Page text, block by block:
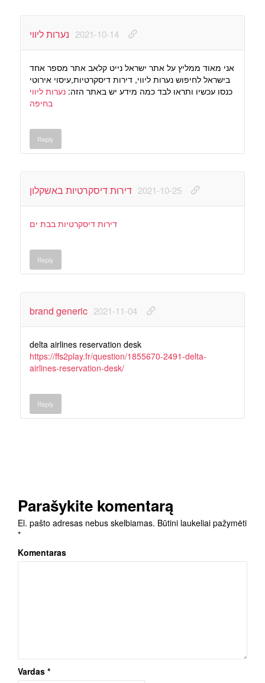
נערות ליווי 2021-10-14
אני מאוד ממליץ על אתר ישראל נייט קלאב אתר מספר אחד
בישראל לחיפוש נערות ליווי, דירות דיסקרטיות,עיסוי אירוטי
כנסו עכשיו ותראו לבד כמה מידע יש באתר הזה: נערות ליווי
בחיפה
Reply
דירות דיסקרטיות באשקלון 2021-10-25
דירות דיסקרטיות בבת ים
Reply
brand generic 2021-11-04
delta airlines reservation desk
https://ffs2play.fr/question/1855670-2491-delta-
airlines-reservation-desk/
Reply
Parašykite komentarą
El. pašto adresas nebus skelbiamas. Būtini laukeliai pažymėti
*
Komentaras
Vardas *